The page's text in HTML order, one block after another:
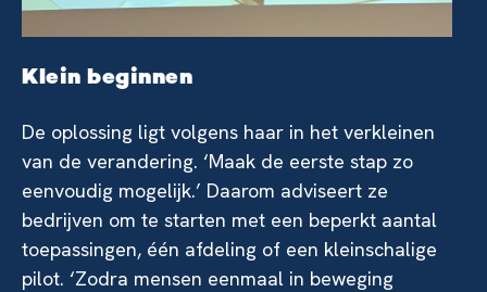
Klein beginnen
De oplossing ligt volgens haar in het verkleinen
van de verandering. ‘Maak de eerste stap zo
eenvoudig mogelijk.’ Daarom adviseert ze
bedrijven om te starten met een beperkt aantal
toepassingen, één afdeling of een kleinschalige
pilot. ‘Zodra mensen eenmaal in beweging